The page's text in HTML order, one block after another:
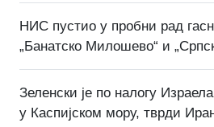
НИС пустио у пробни рад
„Банатско Милошево“ и
Зеленски је по налогу
у Каспијском мору, тврди